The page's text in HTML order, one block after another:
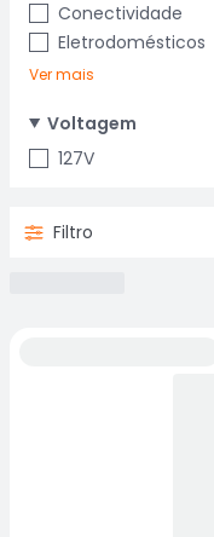
Conectividade
Eletrodomésticos
Ver mais
Voltagem
127V
Filtro